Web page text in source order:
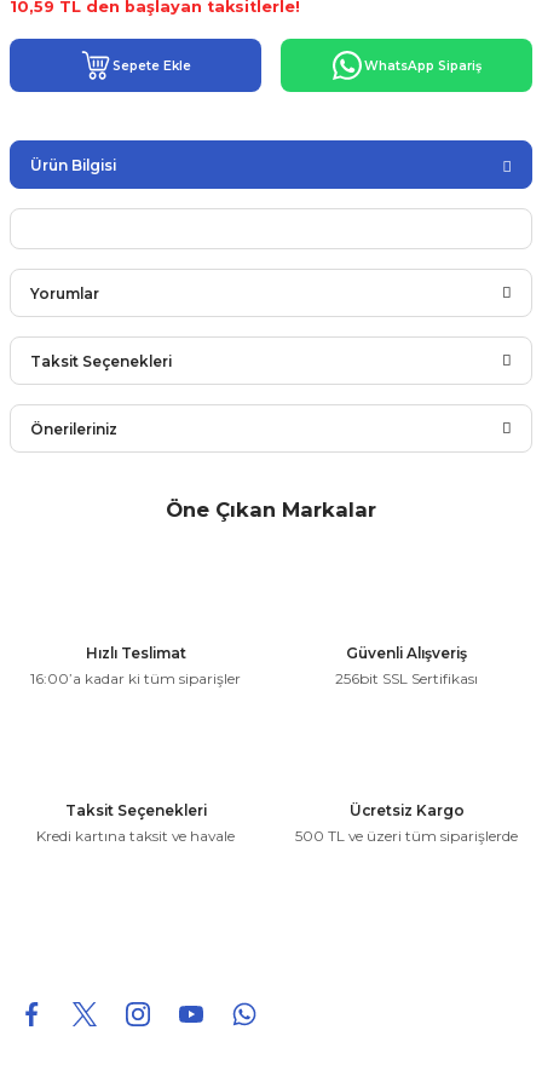
10,59 TL den başlayan taksitlerle!
Sepete Ekle WhatsApp Sipariş
Ürün Bilgisi
Yorumlar
Bu ürüne ilk yorumu siz yapın!
Taksit Seçenekleri
Önerileriniz
Bu ürünün fiyat bilgisi, resim, ürün açıklamalarında ve diğer
konularda yetersiz gördüğünüz noktaları öneri formunu
Öne Çıkan Markalar
Hızlı Teslimat
16:00’a kadar ki tüm siparişler
Güvenli Alışveriş
256bit SSL Sertifikası
Taksit Seçenekleri
Kredi kartına taksit ve havale
Ücretsiz Kargo
500 TL ve üzeri tüm siparişlerde